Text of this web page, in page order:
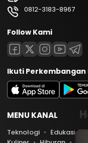
0812-3183-8967
Follow Kami
Ikuti Perkembangan
MENU KANAL
Teknologi Edukasi